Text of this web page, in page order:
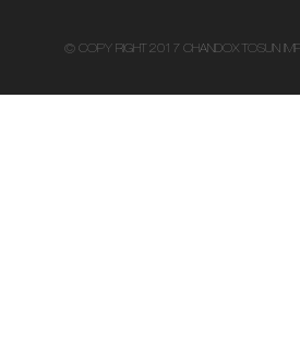
© COPY RIGHT 2017 CHANDOX TOSUN